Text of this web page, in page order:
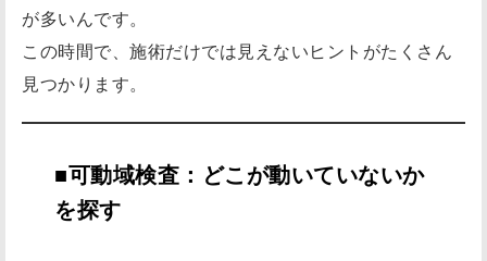
が多いんです。
この時間で、施術だけでは見えないヒントがたくさん
見つかります。
■可動域検査：どこが動いていないか
を探す